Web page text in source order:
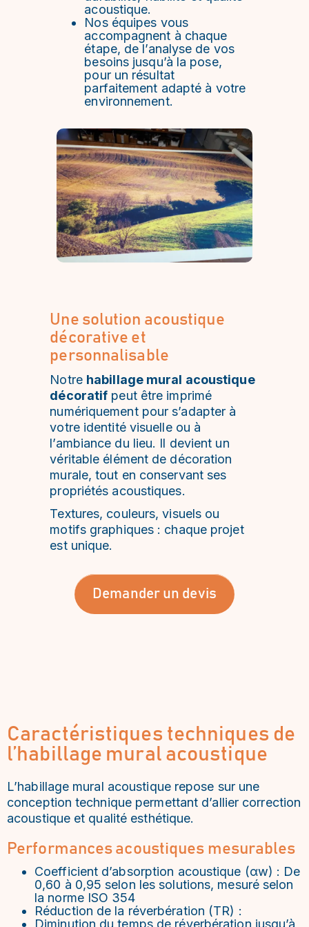
acoustique.
Nos équipes vous
accompagnent à chaque
étape, de l’analyse de vos
besoins jusqu’à la pose,
pour un résultat
parfaitement adapté à votre
environnement.
Une solution acoustique
décorative et
personnalisable
Notre habillage mural acoustique
décoratif peut être imprimé
numériquement pour s’adapter à
votre identité visuelle ou à
l’ambiance du lieu. Il devient un
véritable élément de décoration
murale, tout en conservant ses
propriétés acoustiques.
Textures, couleurs, visuels ou
motifs graphiques : chaque projet
est unique.
Demander un devis
Caractéristiques techniques de
l’habillage mural acoustique
L’habillage mural acoustique repose sur une
conception technique permettant d’allier correction
acoustique et qualité esthétique.
Performances acoustiques mesurables
Coefficient d’absorption acoustique (αw) : De
0,60 à 0,95 selon les solutions, mesuré selon
la norme ISO 354
Réduction de la réverbération (TR) :
Diminution du temps de réverbération jusqu’à